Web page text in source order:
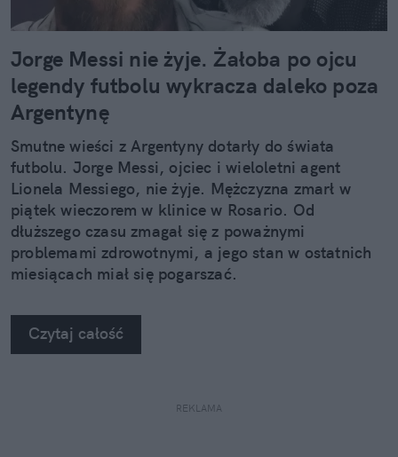
Jorge Messi nie żyje. Żałoba po ojcu
legendy futbolu wykracza daleko poza
Argentynę
Smutne wieści z Argentyny dotarły do świata
futbolu. Jorge Messi, ojciec i wieloletni agent
Lionela Messiego, nie żyje. Mężczyzna zmarł w
piątek wieczorem w klinice w Rosario. Od
dłuższego czasu zmagał się z poważnymi
problemami zdrowotnymi, a jego stan w ostatnich
miesiącach miał się pogarszać.
Czytaj całość
REKLAMA